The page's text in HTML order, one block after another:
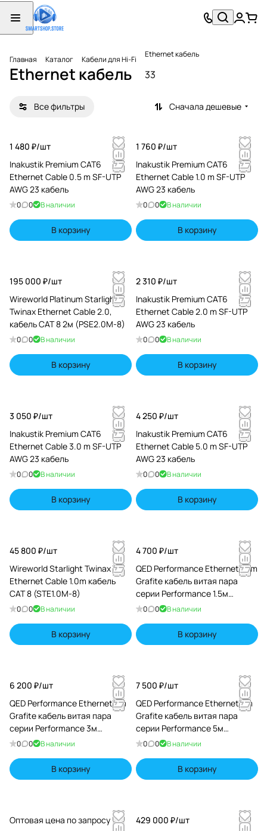
Главная Каталог Кабели для Hi-Fi Ethernet кабель
Ethernet кабель 33
Все фильтры Сначала дешевые
1 480 ₽/шт
Inakustik Premium CAT6
Ethernet Cable 0.5 m SF-UTP
AWG 23 кабель
0 0 В наличии
В корзину
1 760 ₽/шт
Inakustik Premium CAT6
Ethernet Cable 1.0 m SF-UTP
AWG 23 кабель
0 0 В наличии
В корзину
195 000 ₽/шт
Wireworld Platinum Starlight 8
Twinax Ethernet Cable 2.0,
кабель CAT 8 2м (PSE2.0M-8)
0 0 В наличии
В корзину
2 310 ₽/шт
Inakustik Premium CAT6
Ethernet Cable 2.0 m SF-UTP
AWG 23 кабель
0 0 В наличии
В корзину
3 050 ₽/шт
Inakustik Premium CAT6
Ethernet Cable 3.0 m SF-UTP
AWG 23 кабель
0 0 В наличии
В корзину
4 250 ₽/шт
Inakustik Premium CAT6
Ethernet Cable 5.0 m SF-UTP
AWG 23 кабель
0 0 В наличии
В корзину
45 800 ₽/шт
Wireworld Starlight Twinax
Ethernet Cable 1.0m кабель
CAT 8 (STE1.0M-8)
0 0 В наличии
В корзину
4 700 ₽/шт
QED Performance Ethernet 1.5m
Grafite кабель витая пара
серии Performance 1.5м
(QE6801)
0 0 В наличии
В корзину
6 200 ₽/шт
QED Performance Ethernet 3m
Grafite кабель витая пара
серии Performance 3м
(QE6803)
0 0 В наличии
В корзину
7 500 ₽/шт
QED Performance Ethernet 5m
Grafite кабель витая пара
серии Performance 5м
(QE6804)
0 0 В наличии
В корзину
Оптовая цена по запросу
429 000 ₽/шт